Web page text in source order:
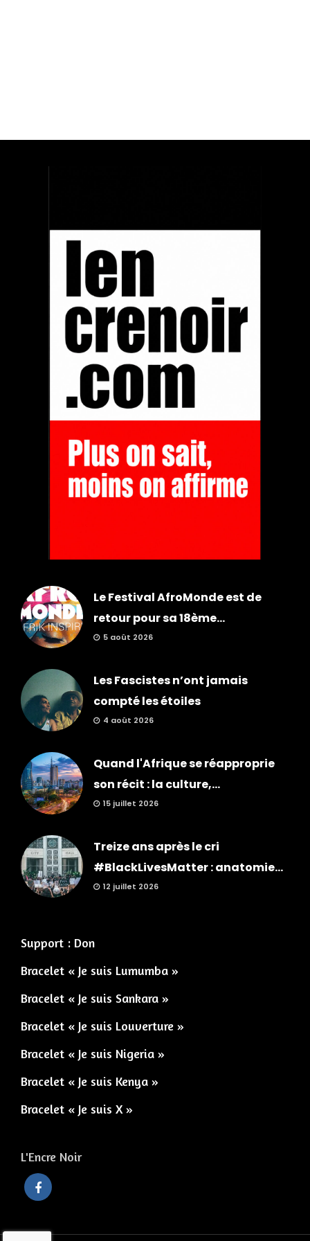
Le Festival AfroMonde est de
retour pour sa 18ème...
5 août 2026
Les Fascistes n’ont jamais
compté les étoiles
4 août 2026
Quand l'Afrique se réapproprie
son récit : la culture,...
15 juillet 2026
Treize ans après le cri
#BlackLivesMatter : anatomie...
12 juillet 2026
Support : Don
Bracelet « Je suis Lumumba »
Bracelet « Je suis Sankara »
Bracelet « Je suis Louverture »
Bracelet « Je suis Nigeria »
Bracelet « Je suis Kenya »
Bracelet « Je suis X »
L'Encre Noir